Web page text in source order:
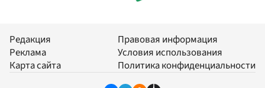
Редакция
Реклама
Карта сайта
Правовая информация
Условия использования
Политика конфиденциальности